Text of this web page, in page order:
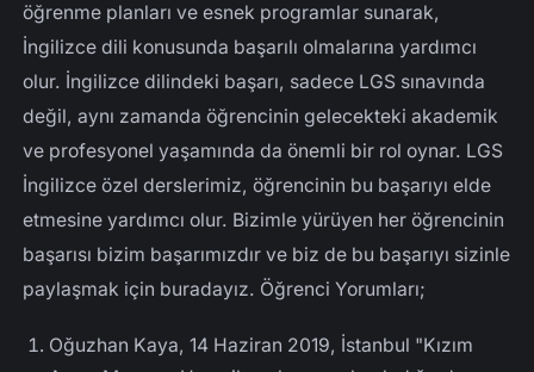
öğrenme planları ve esnek programlar sunarak,
İngilizce dili konusunda başarılı olmalarına yardımcı
olur. İngilizce dilindeki başarı, sadece LGS sınavında
değil, aynı zamanda öğrencinin gelecekteki akademik
ve profesyonel yaşamında da önemli bir rol oynar. LGS
İngilizce özel derslerimiz, öğrencinin bu başarıyı elde
etmesine yardımcı olur. Bizimle yürüyen her öğrencinin
başarısı bizim başarımızdır ve biz de bu başarıyı sizinle
paylaşmak için buradayız. Öğrenci Yorumları;
Oğuzhan Kaya, 14 Haziran 2019, İstanbul "Kızım